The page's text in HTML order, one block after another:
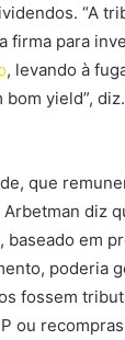
“A
firma para
, levando à
yield”,
que
diz
baseado em
poderia
fossem
ou